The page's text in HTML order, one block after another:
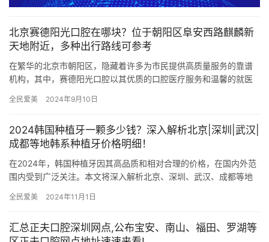
北京赛德阳光口腔在哪块？位于朝阳区阜安西路麒麟新
天地附近，多种出行路线可参考
在繁华的北京市朝阳区，隐藏着许多为市民提供高质量服务的靠谱
机构，其中，赛德阳光口腔以其优质的口腔医疗服务和温馨的就医
麟新天…
全民爱美 2024年9月10日
2024韩国种植牙一颗多少钱？深入解析北京|深圳|武汉|
成都等地韩系种植牙价格明细！
在2024年，韩国种植牙因其高品质和相对合理的价格，在国内外范
围内受到广泛关注。本文将深入解析北京、深圳、武汉、成都等地
…
全民爱美 2024年11月1日
汇总正夫口腔深圳网点,公布宝安、南山、福田、罗湖等